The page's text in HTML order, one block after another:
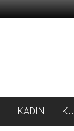
KADIN